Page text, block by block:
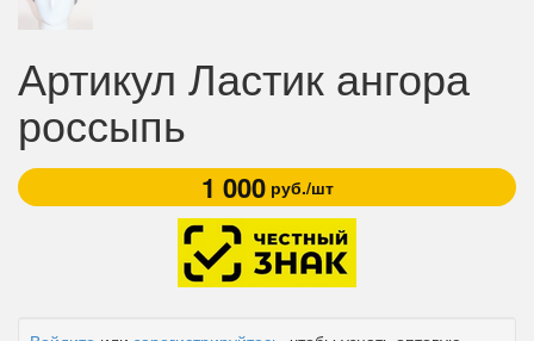
Артикул Ластик ангора
россыпь
1 000руб./шт